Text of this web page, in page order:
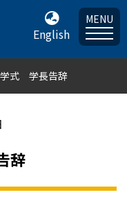
English
MENU
式 学長告辞
辞